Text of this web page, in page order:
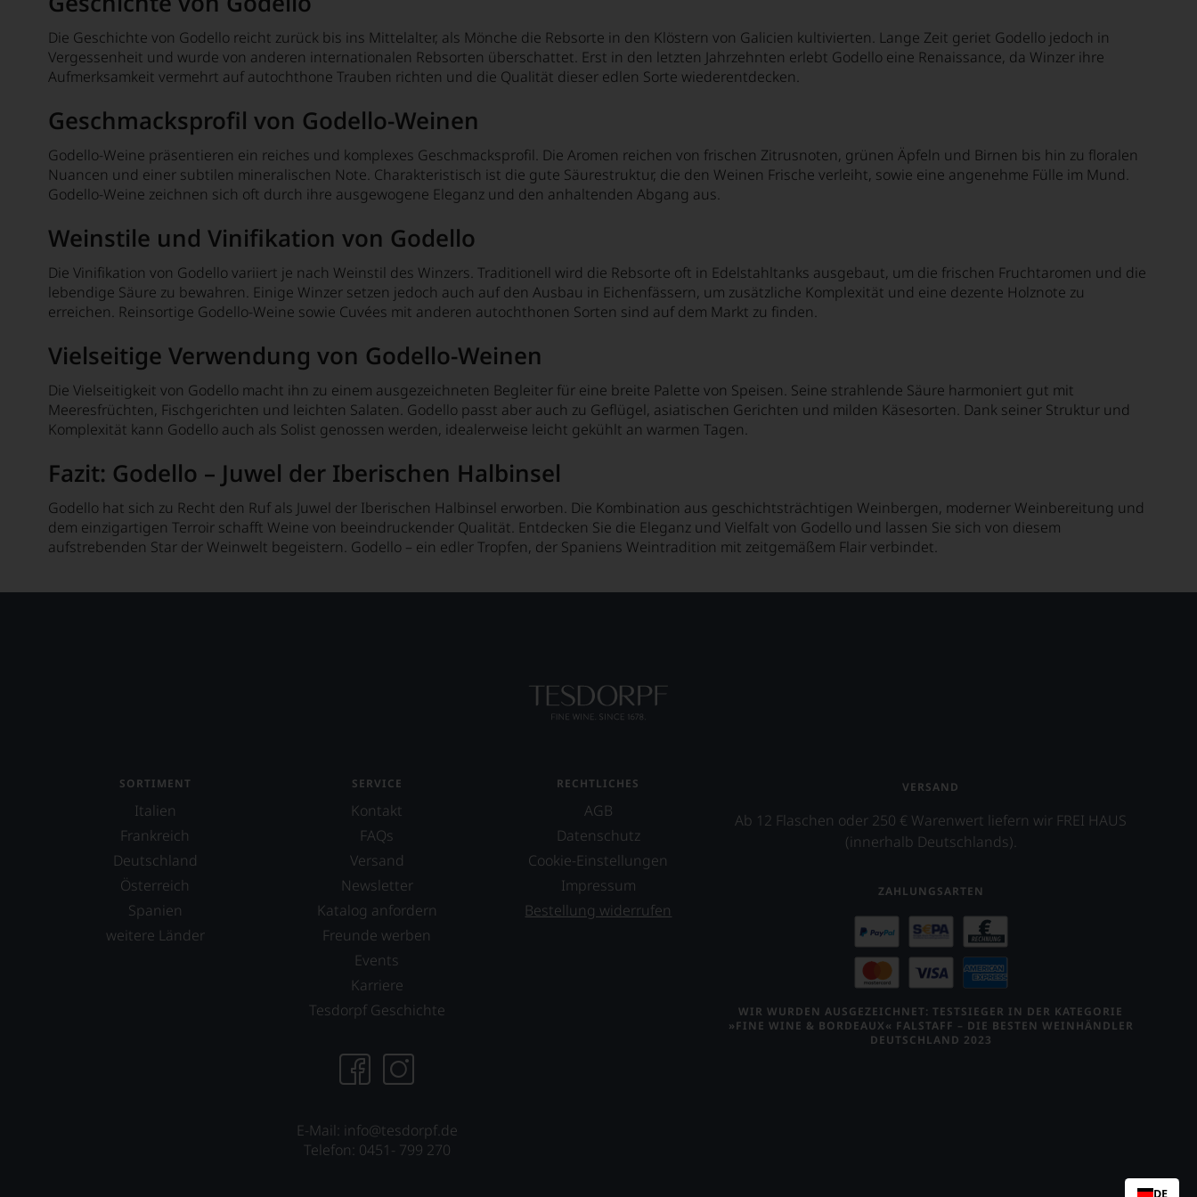
Pedro Ximénez
Pinot Bianco
Pinot Blanc
Pinot Grigio
Pinot Gris
Riesling
Rolle
Roussanne
Sauvignon Blanc
Scheurebe
Semillón
Trebbiano
Ugni
Verdejo
Welschriesling
Die Geschichte von Godello reicht zurück bis ins Mittelalter, als Mönche die Rebsorte in den Klöstern von Galicien kultivierten. Lange Zeit geriet Godello jedoch in
Vergessenheit und wurde von anderen internationalen Rebsorten überschattet. Erst in den letzten Jahrzehnten erlebt Godello eine Renaissance, da Winzer ihre
Aufmerksamkeit vermehrt auf autochthone Trauben richten und die Qualität dieser edlen Sorte wiederentdecken.
Geschmacksprofil von Godello-Weinen
Godello-Weine präsentieren ein reiches und komplexes Geschmacksprofil. Die Aromen reichen von frischen Zitrusnoten, grünen Äpfeln und Birnen bis hin zu floralen
Nuancen und einer subtilen mineralischen Note. Charakteristisch ist die gute Säurestruktur, die den Weinen Frische verleiht, sowie eine angenehme Fülle im Mund.
Godello-Weine zeichnen sich oft durch ihre ausgewogene Eleganz und den anhaltenden Abgang aus.
Weinstile und Vinifikation von Godello
Die Vinifikation von Godello variiert je nach Weinstil des Winzers. Traditionell wird die Rebsorte oft in Edelstahltanks ausgebaut, um die frischen Fruchtaromen und die
lebendige Säure zu bewahren. Einige Winzer setzen jedoch auch auf den Ausbau in Eichenfässern, um zusätzliche Komplexität und eine dezente Holznote zu
erreichen. Reinsortige Godello-Weine sowie Cuvées mit anderen autochthonen Sorten sind auf dem Markt zu finden.
Vielseitige Verwendung von Godello-Weinen
Die Vielseitigkeit von Godello macht ihn zu einem ausgezeichneten Begleiter für eine breite Palette von Speisen. Seine strahlende Säure harmoniert gut mit
Meeresfrüchten, Fischgerichten und leichten Salaten. Godello passt aber auch zu Geflügel, asiatischen Gerichten und milden Käsesorten. Dank seiner Struktur und
Komplexität kann Godello auch als Solist genossen werden, idealerweise leicht gekühlt an warmen Tagen.
Fazit: Godello – Juwel der Iberischen Halbinsel
Godello hat sich zu Recht den Ruf als Juwel der Iberischen Halbinsel erworben. Die Kombination aus geschichtsträchtigen Weinbergen, moderner Weinbereitung und
dem einzigartigen Terroir schafft Weine von beeindruckender Qualität. Entdecken Sie die Eleganz und Vielfalt von Godello und lassen Sie sich von diesem
aufstrebenden Star der Weinwelt begeistern. Godello – ein edler Tropfen, der Spaniens Weintradition mit zeitgemäßem Flair verbindet.
SORTIMENT
Italien
Frankreich
Deutschland
Österreich
Spanien
weitere Länder
SERVICE
Kontakt
FAQs
Versand
Newsletter
Katalog anfordern
Freunde werben
Events
Karriere
Tesdorpf Geschichte
E-Mail: info@tesdorpf.de
Telefon: 0451- 799 270
RECHTLICHES
AGB
Datenschutz
Cookie-Einstellungen
Impressum
Bestellung widerrufen
VERSAND
Ab 12 Flaschen oder 250 € Warenwert liefern wir FREI HAUS
(innerhalb Deutschlands).
ZAHLUNGSARTEN
WIR WURDEN AUSGEZEICHNET: TESTSIEGER IN DER KATEGORIE
»FINE WINE & BORDEAUX« FALSTAFF – DIE BESTEN WEINHÄNDLER
DEUTSCHLAND 2023
DE